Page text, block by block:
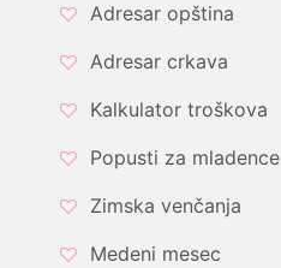
Adresar opština
Adresar crkava
Kalkulator troškova
Popusti za mladence
Zimska venčanja
Medeni mesec